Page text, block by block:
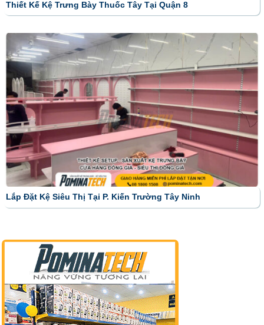
Thiết Kế Kệ Trưng Bày Thuốc Tây Tại Quận 8
Lắp Đặt Kệ Siêu Thị Tại P. Kiến Trường Tây Ninh